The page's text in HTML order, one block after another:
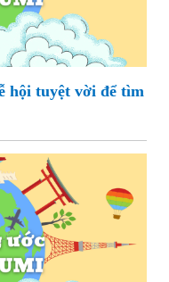
hội tuyệt vời để tìm